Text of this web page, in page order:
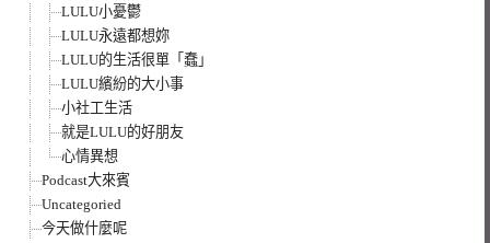
LULU小憂鬱
LULU永遠都想妳
LULU的生活很單「蠢」
LULU繽紛的大小事
小社工生活
就是LULU的好朋友
心情異想
Podcast大來賓
Uncategoried
今天做什麼呢